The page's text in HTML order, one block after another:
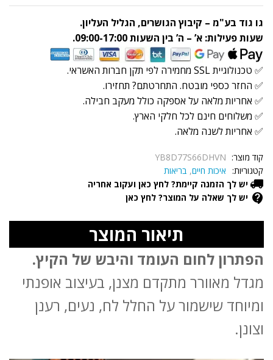
גו גוד בע"מ – קיבוץ הגושרים, הגליל העליון.
שעות פעילות: א’ – ה’ בין השעות 09:00-17:00.
✅ טכנולוגיית SSL מחמירה לפי תקן חברות האשראי.
✅ החזר כספי מובטח. התחרטתם? תחזירו.
✅ אחריות מלאה על אספקה כולל מעקב חבילה.
✅ משלוחים חינם לכל חלקי הארץ.
✅ אחריות לשנה מלאה.
קוד מוצר: YB8D77S66DHVN
קטגוריות: איכות חיים, בריאות
יש לך הזמנה קיימת? לחץ כאן ועקוב אחריה
יש לך שאלה על המוצר? לחץ כאן
תיאור המוצר
הפתרון לחום העומד והיבש של הקיץ.
מגדל מאוורר מתקדם מצנן, בעיצוב אופנתי
ומיוחד שישמור על החלל לח, נעים, רענן
וצונן.